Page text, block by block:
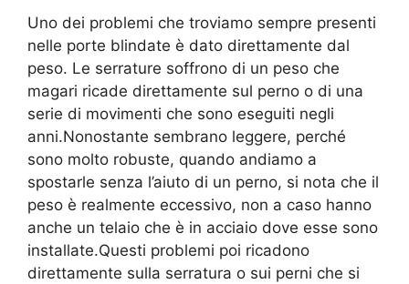
Uno dei problemi che troviamo sempre presenti
nelle porte blindate è dato direttamente dal
peso. Le serrature soffrono di un peso che
magari ricade direttamente sul perno o di una
serie di movimenti che sono eseguiti negli
anni.Nonostante sembrano leggere, perché
sono molto robuste, quando andiamo a
spostarle senza l’aiuto di un perno, si nota che il
peso è realmente eccessivo, non a caso hanno
anche un telaio che è in acciaio dove esse sono
installate.Questi problemi poi ricadono
direttamente sulla serratura o sui perni che si